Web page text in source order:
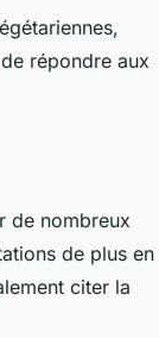
répondre aux
de nombreux
de plus en
citer la